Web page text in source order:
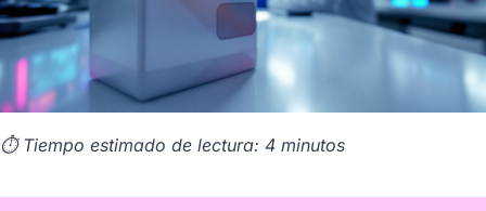
⏱️ Tiempo estimado de lectura: 4 minutos